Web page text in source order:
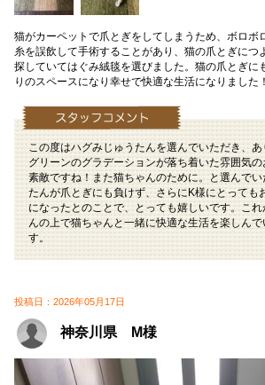
猫がカーペットで爪とぎをしてしまうため、ボロボ
糸を誤飲して手術することがあり、猫の爪とぎにつ
探していてはぐみ絨毯を選びました。猫の爪とぎに
りのスペースになり幸せで快適な生活になりました！
この度はハグみじゅうたんを選んでいただき、
グリーンのグラデーションが落ち着いた雰囲気
素敵ですね！また猫ちゃんのために。と選んで
たんが爪とぎにも負けず、さらにK様にとっても
になったとのことで、とっても嬉しいです。こ
んの上で猫ちゃんと一緒に快適な生活を楽しん
す。
投稿日：2026年05月17日
神奈川県 M様